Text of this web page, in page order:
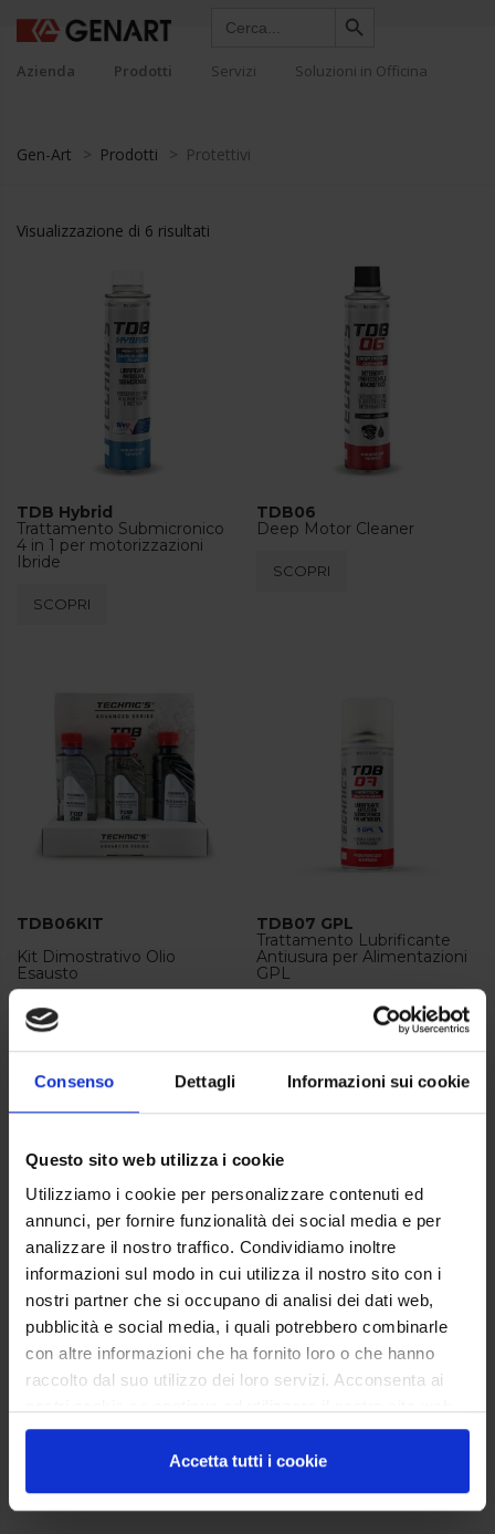
Consenso Dettagli Informazioni sui cookie
Questo sito web utilizza i cookie
Utilizziamo i cookie per personalizzare contenuti ed
annunci, per fornire funzionalità dei social media e per
analizzare il nostro traffico. Condividiamo inoltre
informazioni sul modo in cui utilizza il nostro sito con i
nostri partner che si occupano di analisi dei dati web,
pubblicità e social media, i quali potrebbero combinarle
con altre informazioni che ha fornito loro o che hanno
raccolto dal suo utilizzo dei loro servizi. Acconsenta ai
Accetta tutti i cookie
Azienda Prodotti Servizi Soluzioni in Officina
Gen-Art > Prodotti > Protettivi
Visualizzazione di 6 risultati
TDB Hybrid
Trattamento Submicronico
4 in 1 per motorizzazioni
Ibride
SCOPRI
TDB06
Deep Motor Cleaner
SCOPRI
TDB06KIT
Kit Dimostrativo Olio
Esausto
SCOPRI
TDB07 GPL
Trattamento Lubrificante
Antiusura per Alimentazioni
GPL
TDB07
Hightech Superlubes
SCOPRI
T102 Water Indicator
SCOPRI